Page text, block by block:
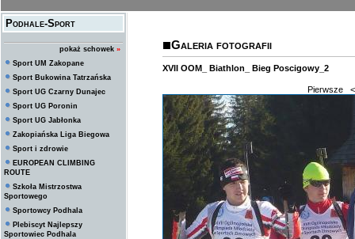
Podhale-Sport
pokaż schowek »
Sport UM Zakopane
Sport Bukowina Tatrzańska
Sport UG Czarny Dunajec
Sport UG Poronin
Sport UG Jabłonka
Zakopiańska Liga Biegowa
Sport i zdrowie
EUROPEAN CLIMBING
ROUTE
Szkoła Mistrzostwa
Sportowego
Sportowcy Podhala
Plebiscyt Najlepszy
Sportowiec Podhala
Galeria fotografii
XVII OOM_ Biathlon_ Bieg Poscigowy_2
Pierwsze